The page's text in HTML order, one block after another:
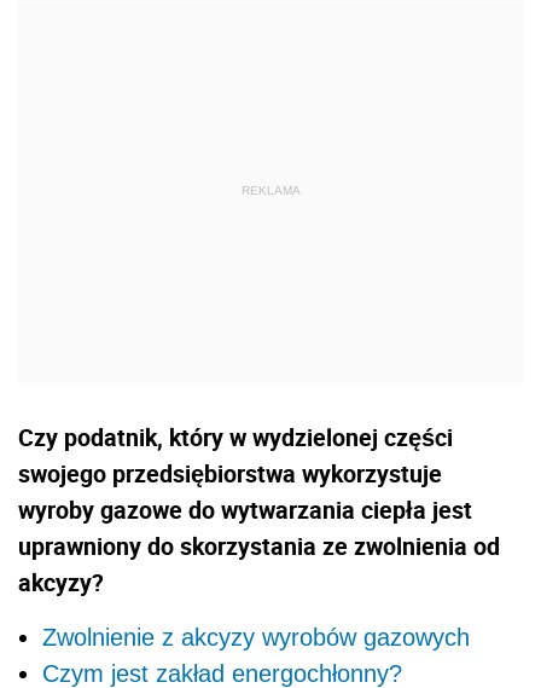
Czy podatnik, który w wydzielonej części
swojego przedsiębiorstwa wykorzystuje
wyroby gazowe do wytwarzania ciepła jest
uprawniony do skorzystania ze zwolnienia od
akcyzy?
Zwolnienie z akcyzy wyrobów gazowych
Czym jest zakład energochłonny?